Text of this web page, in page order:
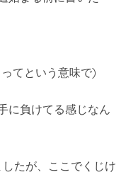
てという意味で)
に負けてる感じなん
たが、ここでくじけ